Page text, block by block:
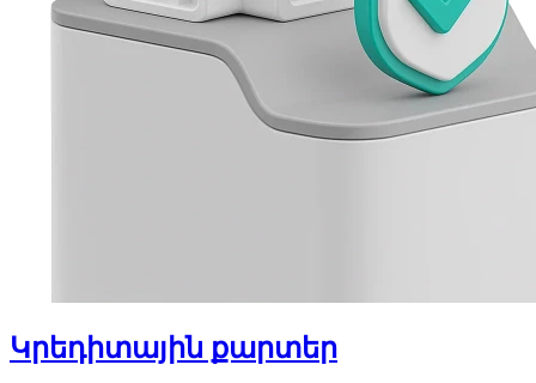
Կրեդիտային քարտեր